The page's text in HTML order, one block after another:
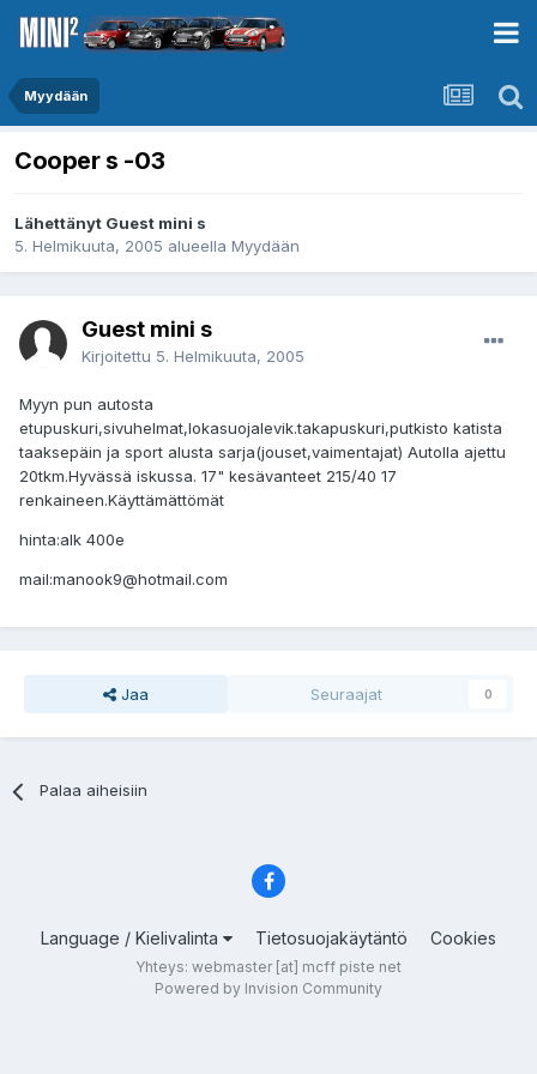
Myydään
Cooper s -03
Lähettänyt Guest mini s
5. Helmikuuta, 2005 alueella Myydään
Guest mini s
Kirjoitettu 5. Helmikuuta, 2005
Myyn pun autosta
etupuskuri,sivuhelmat,lokasuojalevik.takapuskuri,putkisto katista
taaksepäin ja sport alusta sarja(jouset,vaimentajat) Autolla ajettu
20tkm.Hyvässä iskussa. 17" kesävanteet 215/40 17
renkaineen.Käyttämättömät
hinta:alk 400e
mail:manook9@hotmail.com
Jaa Seuraajat 0
Palaa aiheisiin
Language / Kielivalinta Tietosuojakäytäntö Cookies
Yhteys: webmaster [at] mcff piste net
Powered by Invision Community